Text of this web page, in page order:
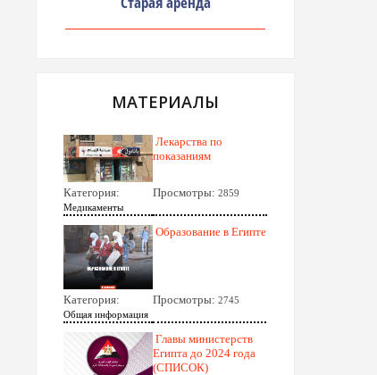
МАТЕРИАЛЫ
Лекарства по
показаниям
Категория:
Медикаменты
Просмотры: 2859
Образование в Египте
Категория:
Общая информация
Просмотры: 2745
Главы министерств
Египта до 2024 года
(СПИСОК)